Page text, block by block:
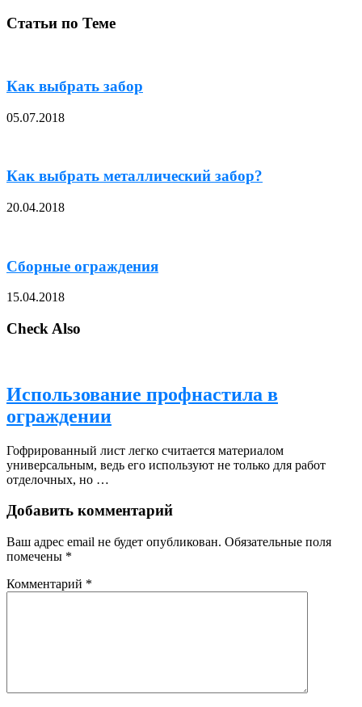
Статьи по Теме
Как выбрать забор
05.07.2018
Как выбрать металлический забор?
20.04.2018
Сборные ограждения
15.04.2018
Check Also
Использование профнастила в
ограждении
Гофрированный лист легко считается материалом
универсальным, ведь его используют не только для работ
отделочных, но …
Добавить комментарий
Ваш адрес email не будет опубликован. Обязательные поля
помечены *
Комментарий *